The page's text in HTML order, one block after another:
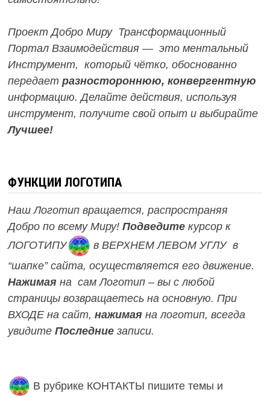
Проект Добро Миру Трансформационный
Портал Взаимодействия — это ментальный
Инструмент, который чётко, обоснованно
передает разностороннюю, конвергентную
информацию. Делайте действия, используя
инструмент, получите свой опыт и выбирайте
Лучшее!
ФУНКЦИИ ЛОГОТИПА
Наш Логотип вращается, распространяя
Добро по всему Миру! Подведитекурсор к
ЛОГОТИПУ
в ВЕРХНЕМ ЛЕВОМ УГЛУ в
“шапке” сайта, осуществляется его движение.
Нажимаяна сам Логотип – вы с любой
страницы возвращаетесь на основную. При
ВХОДЕ на сайт, нажимаяна логотип, всегда
увидите Последниезаписи.
В рубрике КОНТАКТЫ пишите темы и